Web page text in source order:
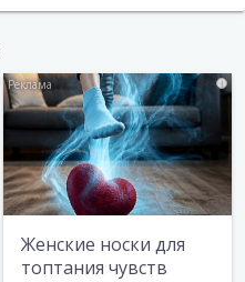
i
Женские носки для
топтания чувств